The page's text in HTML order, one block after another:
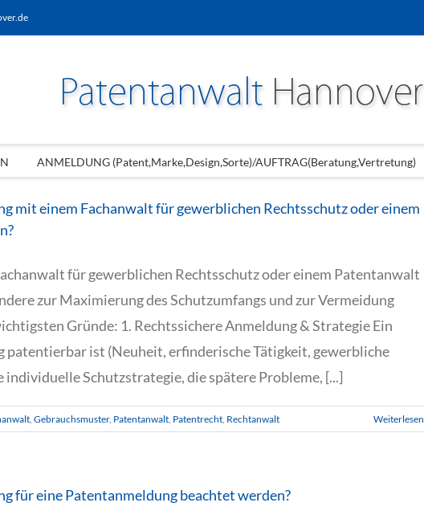
ANMELDUNG (Patent,Marke,Design,Sorte)/AUFTRAG(Beratung,Vertretung)
mit einem Fachanwalt für gewerblichen Rechtsschutz oder einem
für gewerblichen Rechtsschutz oder einem Patentanwalt
zur Maximierung des Schutzumfangs und zur Vermeidung
Gründe: 1. Rechtssichere Anmeldung & Strategie Ein
patentierbar ist (Neuheit, erfinderische Tätigkeit, gewerbliche
Schutzstrategie, die spätere Probleme, [...]
, Gebrauchsmuster, Patentanwalt, Patentrecht, Rechtanwalt Weiterlesen
für eine Patentanmeldung beachtet werden?